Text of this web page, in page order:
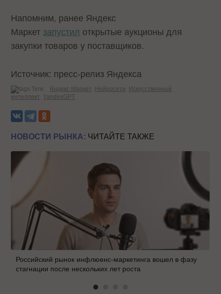
Напомним, ранее Яндекс
Маркет запустил открытые аукционы для
закупки товаров у поставщиков.
Источник: пресс-релиз Яндекса
Теги: Яндекс Маркет Нейросети
Искусственный
интеллект YandexGPT
НОВОСТИ РЫНКА: ЧИТАЙТЕ ТАКЖЕ
Российский рынок инфлюенс-маркетинга вошел в фазу
стагнации после нескольких лет роста